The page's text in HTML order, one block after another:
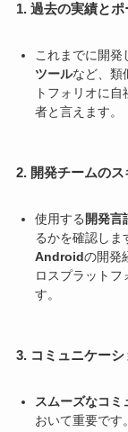
1. 過去の実績と
これまでに開発
ツールなど、類
トフォリオに
者と言えます。
2. 開発チームの
使用する 開発言
るかを確認しま
Androidの開発
ロスプラットフ
す。
3. コミュニケー
スムーズなコミ
おいて重要です